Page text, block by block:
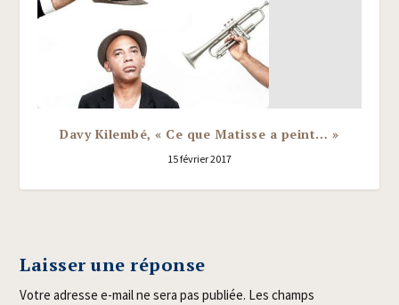
Davy Kilembé, « Ce que Matisse a peint… »
15 février 2017
Laisser une réponse
Votre adresse e-mail ne sera pas publiée. Les champs